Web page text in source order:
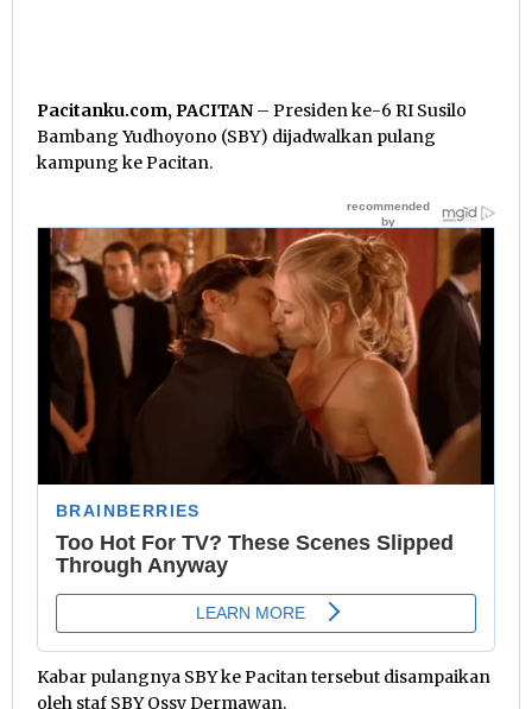
Pacitanku.com, PACITAN – Presiden ke-6 RI Susilo
Bambang Yudhoyono (SBY) dijadwalkan pulang
kampung ke Pacitan.
Kabar pulangnya SBY ke Pacitan tersebut disampaikan
oleh staf SBY Ossy Dermawan.